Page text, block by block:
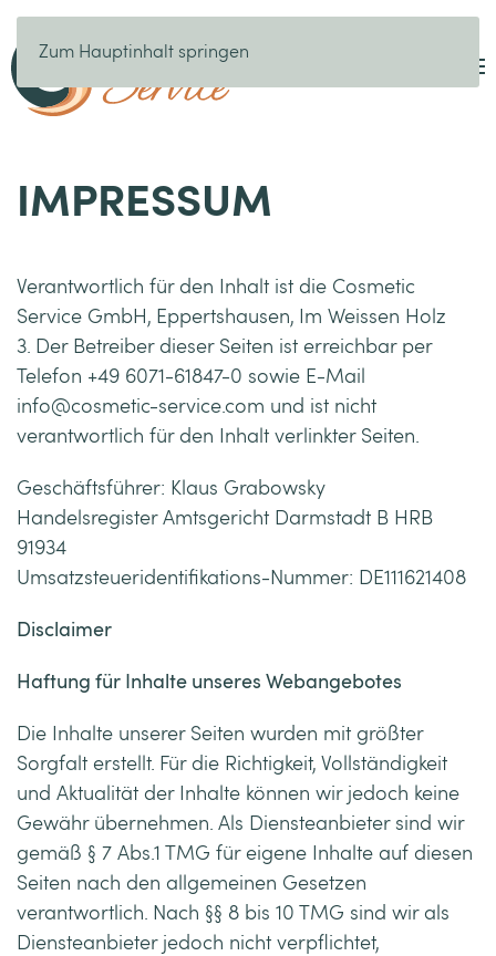
Zum Hauptinhalt springen
IMPRESSUM
Verantwortlich für den Inhalt ist die Cosmetic
Service GmbH, Eppertshausen, Im Weissen Holz
3. Der Betreiber dieser Seiten ist erreichbar per
Telefon +49 6071-61847-0 sowie E-Mail
info@cosmetic-service.com und ist nicht
verantwortlich für den Inhalt verlinkter Seiten.
Geschäftsführer: Klaus Grabowsky
Handelsregister Amtsgericht Darmstadt B HRB
91934
Umsatzsteueridentifikations-Nummer: DE111621408
Disclaimer
Haftung für Inhalte unseres Webangebotes
Die Inhalte unserer Seiten wurden mit größter
Sorgfalt erstellt. Für die Richtigkeit, Vollständigkeit
und Aktualität der Inhalte können wir jedoch keine
Gewähr übernehmen. Als Diensteanbieter sind wir
gemäß § 7 Abs.1 TMG für eigene Inhalte auf diesen
Seiten nach den allgemeinen Gesetzen
verantwortlich. Nach §§ 8 bis 10 TMG sind wir als
Diensteanbieter jedoch nicht verpflichtet,